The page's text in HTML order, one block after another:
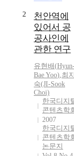
2
천안역에
있어서 공
공사인에
관한 연구
유현배 (
Bae Yoo),최
숙(JI-Sook
Choi)
한국디지
콘텐츠학
2007
한국디지
콘텐츠학
논문지